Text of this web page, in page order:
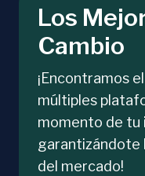
Los
Cambio
¡Encontramos
múltiples
momento de tu
garantizándote
del mercado!